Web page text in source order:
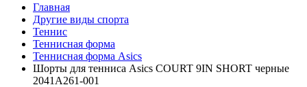
Главная
Другие виды спорта
Теннис
Теннисная форма
Теннисная форма Asics
Шорты для тенниса Asics COURT 9IN SHORT черные
2041A261-001